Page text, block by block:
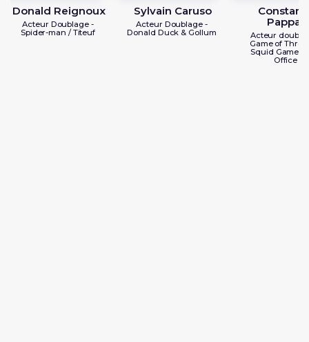
Donald Reignoux
Acteur Doublage -
Spider-man / Titeuf
Sylvain Caruso
Acteur Doublage -
Donald Duck & Gollum
Pappas
Acteur
Game of
Squid Game /
Office